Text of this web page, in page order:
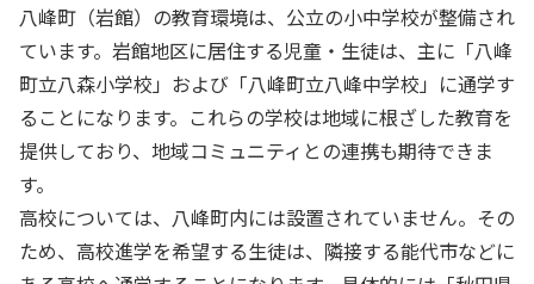
八峰町（岩館）の教育環境は、公立の小中学校が整備され
ています。岩館地区に居住する児童・生徒は、主に「八峰
町立八森小学校」および「八峰町立八峰中学校」に通学す
ることになります。これらの学校は地域に根ざした教育を
提供しており、地域コミュニティとの連携も期待できま
す。
高校については、八峰町内には設置されていません。その
ため、高校進学を希望する生徒は、隣接する能代市などに